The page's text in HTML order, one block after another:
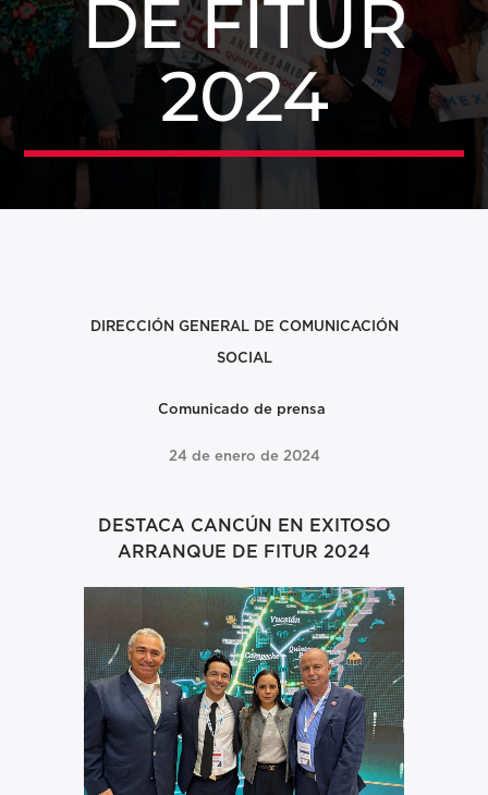
DE FITUR
2024
DIRECCIÓN GENERAL DE COMUNICACIÓN
SOCIAL
Comunicado de prensa
24 de enero de 2024
DESTACA CANCÚN EN EXITOSO
ARRANQUE DE FITUR 2024